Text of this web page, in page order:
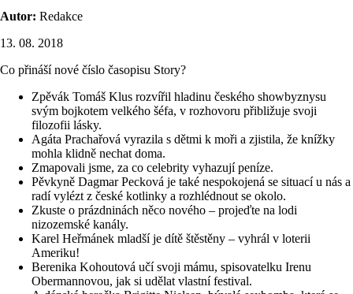
Autor: Redakce
13. 08. 2018
Co přináší nové číslo časopisu Story?
Zpěvák Tomáš Klus rozvířil hladinu českého showbyznysu
svým bojkotem velkého šéfa, v rozhovoru přibližuje svoji
filozofii lásky.
Agáta Prachařová vyrazila s dětmi k moři a zjistila, že knížky
mohla klidně nechat doma.
Zmapovali jsme, za co celebrity vyhazují peníze.
Pěvkyně Dagmar Pecková je také nespokojená se situací u nás a
radí vylézt z české kotlinky a rozhlédnout se okolo.
Zkuste o prázdninách něco nového – projeďte na lodi
nizozemské kanály.
Karel Heřmánek mladší je dítě štěstěny – vyhrál v loterii
Ameriku!
Berenika Kohoutová učí svoji mámu, spisovatelku Irenu
Obermannovou, jak si udělat vlastní festival.